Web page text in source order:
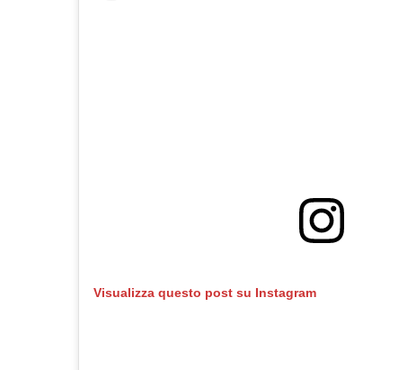
Visualizza questo post su Instagram